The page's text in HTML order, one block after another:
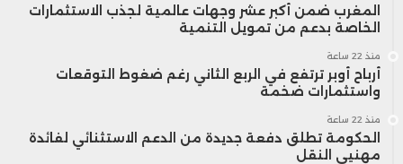
المغرب ضمن أكبر عشر وجهات عالمية لجذب الاستثمارات
الخاصة بدعم من تمويل التنمية
منذ 22 ساعة
أرباح أوبر ترتفع في الربع الثاني رغم ضغوط التوقعات
واستثمارات ضخمة
منذ 22 ساعة
الحكومة تطلق دفعة جديدة من الدعم الاستثنائي لفائدة
مهنيي النقل